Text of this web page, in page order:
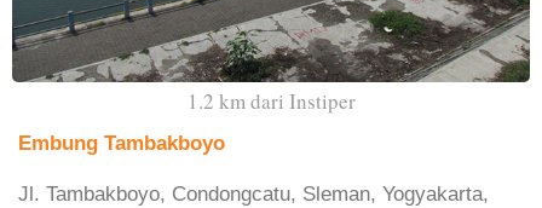
1.2 km dari Instiper
Embung Tambakboyo
Jl. Tambakboyo, Condongcatu, Sleman, Yogyakarta,